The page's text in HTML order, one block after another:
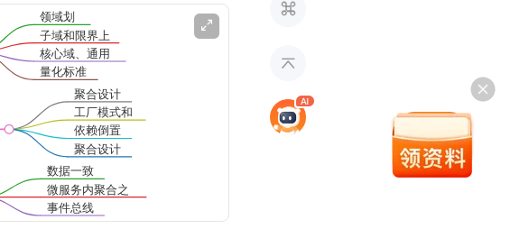
事件总线
的使用
微服务内聚合之
间的领域事件
数据一致
性保证
聚合设计
的原则
依赖倒置
的原因
工厂模式和
仓储模式
聚合设计
的目的
量化标准
的缺失
核心域、通用
域和支撑域
子域和限界上
下文关系
领域划
分过程


